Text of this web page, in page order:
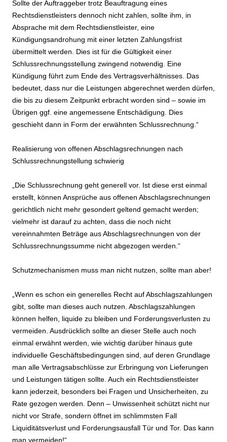
Sollte der Auftraggeber trotz Beauftragung eines
Rechtsdienstleisters dennoch nicht zahlen, sollte ihm, in
Absprache mit dem Rechtsdienstleister, eine
Kündigungsandrohung mit einer letzten Zahlungsfrist
übermittelt werden. Dies ist für die Gültigkeit einer
Schlussrechnungsstellung zwingend notwendig. Eine
Kündigung führt zum Ende des Vertragsverhältnisses. Das
bedeutet, dass nur die Leistungen abgerechnet werden dürfen,
die bis zu diesem Zeitpunkt erbracht worden sind – sowie im
Übrigen ggf. eine angemessene Entschädigung. Dies
geschieht dann in Form der erwähnten Schlussrechnung.“
Realisierung von offenen Abschlagsrechnungen nach
Schlussrechnungstellung schwierig
„Die Schlussrechnung geht generell vor. Ist diese erst einmal
erstellt, können Ansprüche aus offenen Abschlagsrechnungen
gerichtlich nicht mehr gesondert geltend gemacht werden;
vielmehr ist darauf zu achten, dass die noch nicht
vereinnahmten Beträge aus Abschlagsrechnungen von der
Schlussrechnungssumme nicht abgezogen werden.“
Schutzmechanismen muss man nicht nutzen, sollte man aber!
„Wenn es schon ein generelles Recht auf Abschlagszahlungen
gibt, sollte man dieses auch nutzen. Abschlagszahlungen
können helfen, liquide zu bleiben und Forderungsverlusten zu
vermeiden. Ausdrücklich sollte an dieser Stelle auch noch
einmal erwähnt werden, wie wichtig darüber hinaus gute
individuelle Geschäftsbedingungen sind, auf deren Grundlage
man alle Vertragsabschlüsse zur Erbringung von Lieferungen
und Leistungen tätigen sollte. Auch ein Rechtsdienstleister
kann jederzeit, besonders bei Fragen und Unsicherheiten, zu
Rate gezogen werden. Denn – Unwissenheit schützt nicht nur
nicht vor Strafe, sondern öffnet im schlimmsten Fall
Liquiditätsverlust und Forderungsausfall Tür und Tor. Das kann
man vermeiden!“